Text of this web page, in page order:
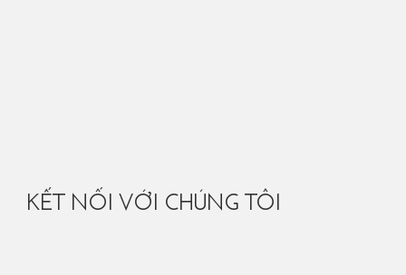
KẾT NỐI VỚI CHÚNG TÔI